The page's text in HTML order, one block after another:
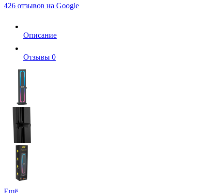
426 отзывов на Google
Описание
Отзывы 0
Ещё